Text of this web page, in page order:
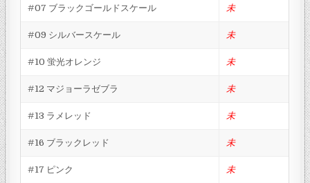
#07 ブラックゴールドスケール 未
#09 シルバースケール 未
#10 蛍光オレンジ 未
#12 マジョーラゼブラ 未
#13 ラメレッド 未
#16 ブラックレッド 未
#17 ピンク 未